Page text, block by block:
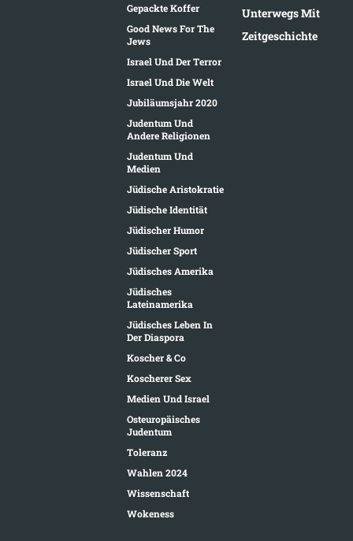
Gepackte Koffer
Good News For The
Jews
Israel Und Der Terror
Israel Und Die Welt
Jubiläumsjahr 2020
Judentum Und
Andere Religionen
Judentum Und
Medien
Jüdische Aristokratie
Jüdische Identität
Jüdischer Humor
Jüdischer Sport
Jüdisches Amerika
Jüdisches
Lateinamerika
Jüdisches Leben In
Der Diaspora
Koscher & Co
Koscherer Sex
Medien Und Israel
Osteuropäisches
Judentum
Toleranz
Wahlen 2024
Wissenschaft
Wokeness
Unterwegs Mit
Zeitgeschichte